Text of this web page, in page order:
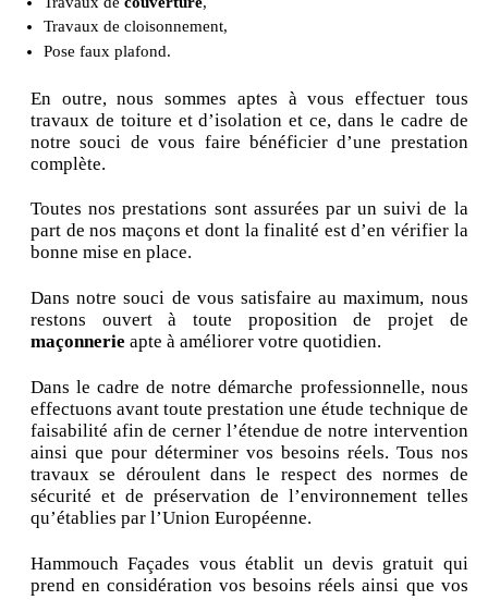
Travaux de cloisonnement,
Pose faux plafond.
En outre, nous sommes aptes à vous effectuer tous
travaux de toiture et d’isolation et ce, dans le cadre de
notre souci de vous faire bénéficier d’une prestation
complète.
Toutes nos prestations sont assurées par un suivi de la
part de nos maçons et dont la finalité est d’en vérifier la
bonne mise en place.
Dans notre souci de vous satisfaire au maximum, nous
restons ouvert à toute proposition de projet de
maçonnerie apte à améliorer votre quotidien.
Dans le cadre de notre démarche professionnelle, nous
effectuons avant toute prestation une étude technique de
faisabilité afin de cerner l’étendue de notre intervention
ainsi que pour déterminer vos besoins réels. Tous nos
travaux se déroulent dans le respect des normes de
sécurité et de préservation de l’environnement telles
qu’établies par l’Union Européenne.
Hammouch Façades vous établit un devis gratuit qui
prend en considération vos besoins réels ainsi que vos